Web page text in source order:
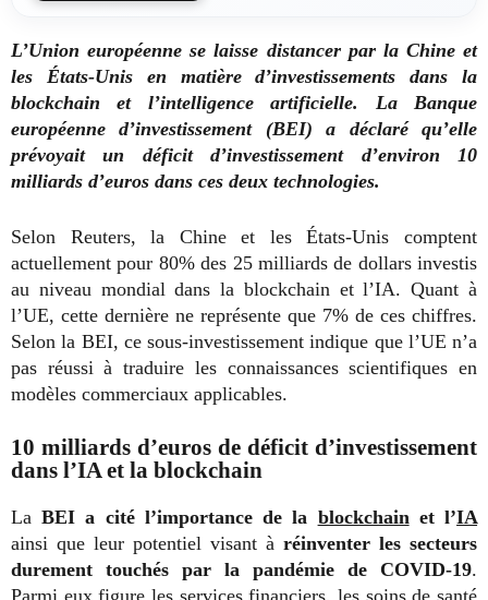
L’Union européenne se laisse distancer par la Chine et
les États-Unis en matière d’investissements dans la
blockchain et l’intelligence artificielle. La Banque
européenne d’investissement (BEI) a déclaré qu’elle
prévoyait un déficit d’investissement d’environ 10
milliards d’euros dans ces deux technologies.
Selon Reuters, la Chine et les États-Unis comptent
actuellement pour 80% des 25 milliards de dollars investis
au niveau mondial dans la blockchain et l’IA. Quant à
l’UE, cette dernière ne représente que 7% de ces chiffres.
Selon la BEI, ce sous-investissement indique que l’UE n’a
pas réussi à traduire les connaissances scientifiques en
modèles commerciaux applicables.
10 milliards d’euros de déficit d’investissement
dans l’IA et la blockchain
LaBEI a cité l’importance de la blockchain et l’IA
ainsi que leur potentiel visant à réinventer les secteurs
durement touchés par la pandémie de COVID-19.
Parmi eux figure les services financiers, les soins de santé